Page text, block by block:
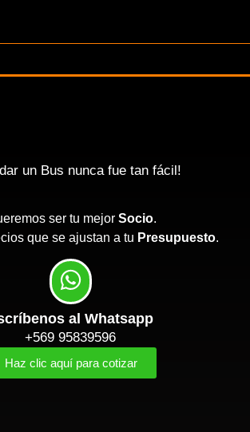
un Bus nunca fue tan fácil!
ser tu mejor Socio.
que se ajustan a tu Presupuesto.
al Whatsapp
+569 95839596
Haz clic aquí para cotizar